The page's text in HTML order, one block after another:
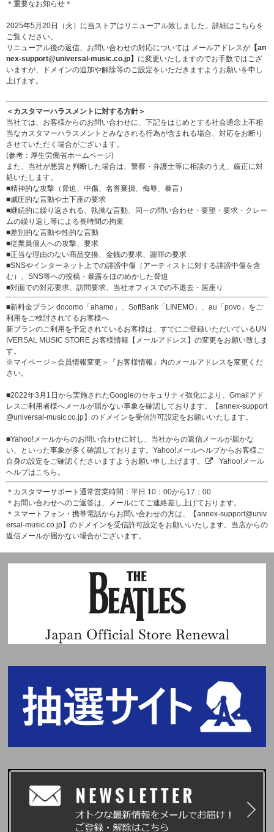
＊重要なお知らせ＊
2025年5月20日（火）に当ストアはリニューアル致しました。詳細はこちら を
ご覧ください。
リニューアル後の返信、お問い合わせの対応については メールアドレスが 【an
nex-support@universal-music.co.jp】 に変更いたしますのでお手数ではござ
いますが、ドメインの追加や解除等のご設定をいただきますようお願いを申し
上げます。
＜カスタマーハラスメントに対する方針＞
当社では、お客様からのお問い合わせに、下記をはじめとする社会通念上不相
当なカスタマーハラスメントとみなされる行為が含まれる場合、対応をお断り
させていただく場合がございます。
(参考： 厚生労働省ホームページ)
また、当社が悪質と判断した場合は、警察・弁護士等に相談のうえ、厳正に対
処いたします。
■精神的な攻撃（脅迫、中傷、名誉棄損、侮辱、暴言）
■威圧的な言動や土下座の要求
■継続的に繰り返される、執拗な言動、同一の問い合わせ・要望・要求・クレー
ムの繰り返し等による長時間の拘束
■差別的な言動や性的な言動
■従業員個人への攻撃、要求
■正当な理由のない商品交換、金銭の要求、謝罪の要求
■SNSやインターネット上での誹謗中傷（アーティストに対する誹謗中傷を含
む）、SNS等への投稿・暴露をほのめかした脅迫
■対面での対応要求、訪問要求、当社オフィスでの不退去・居座り
■新料金プラン docomo「ahamo」、SoftBank「LINEMO」、au「povo」をご
利用をご検討されてるお客様へ
新プランのご利用を予定されているお客様は、すでにご登録いただいているUN
IVERSAL MUSIC STORE お客様情報【メールアドレス】の変更をお願い致しま
す。
※マイページ＞会員情報変更＞『お客様情報』内のメールアドレスを変更くだ
さい。
■2022年3月1日から実施されたGoogleのセキュリティ強化により、Gmailアド
レスご利用者様へメールが届かない事象を確認しております。【annex-support
@universal-music.co.jp】のドメインを受信許可設定をお願いいたします。
■Yahoo!メールからのお問い合わせに対し、当社からの返信メールが届かな
い、といった事象が多く確認しております。Yahoo!メールヘルプからお客様ご
自身の設定をご確認くださいますようお願い申し上げます。
Yahoo!メール
ヘルプはこちら。
＊カスタマーサポート通常営業時間：平日 10：00から17：00
＊お問い合わせへのご返答は、メールにてご連絡差し上げております。
＊スマートフォン・携帯電話からお問い合わせの方は、【annex-support@univ
ersal-music.co.jp】のドメインを受信許可設定をお願いいたします。当店からの
返信メールが届かない場合がございます。